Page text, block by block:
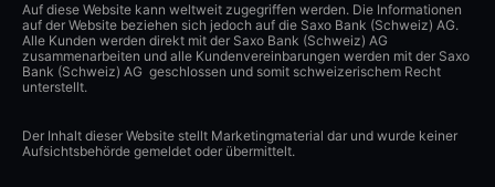
Auf diese Website kann weltweit zugegriffen werden. Die Informationen
auf der Website beziehen sich jedoch auf die Saxo Bank (Schweiz) AG.
Alle Kunden werden direkt mit der Saxo Bank (Schweiz) AG
zusammenarbeiten und alle Kundenvereinbarungen werden mit der Saxo
Bank (Schweiz) AG geschlossen und somit schweizerischem Recht
unterstellt.
Der Inhalt dieser Website stellt Marketingmaterial dar und wurde keiner
Aufsichtsbehörde gemeldet oder übermittelt.